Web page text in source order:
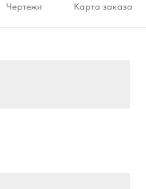
Чертежи Карта заказа